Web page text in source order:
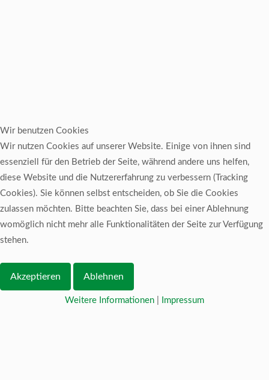
Wir benutzen Cookies
Wir nutzen Cookies auf unserer Website. Einige von ihnen sind
essenziell für den Betrieb der Seite, während andere uns helfen,
diese Website und die Nutzererfahrung zu verbessern (Tracking
Cookies). Sie können selbst entscheiden, ob Sie die Cookies
zulassen möchten. Bitte beachten Sie, dass bei einer Ablehnung
womöglich nicht mehr alle Funktionalitäten der Seite zur Verfügung
stehen.
Akzeptieren Ablehnen
Weitere Informationen Impressum